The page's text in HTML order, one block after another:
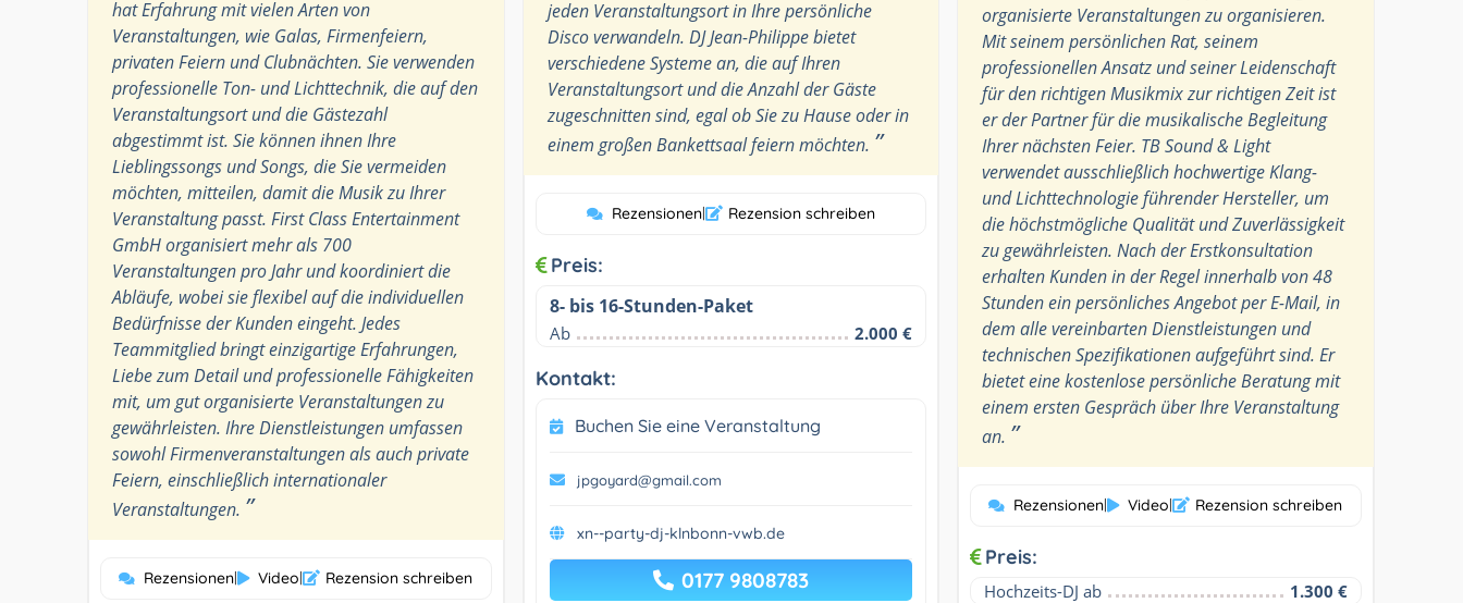
hat Erfahrung mit vielen Arten von
Veranstaltungen, wie Galas, Firmenfeiern,
privaten Feiern und Clubnächten. Sie verwenden
professionelle Ton- und Lichttechnik, die auf den
Veranstaltungsort und die Gästezahl
abgestimmt ist. Sie können ihnen Ihre
Lieblingssongs und Songs, die Sie vermeiden
möchten, mitteilen, damit die Musik zu Ihrer
Veranstaltung passt. First Class Entertainment
GmbH organisiert mehr als 700
Veranstaltungen pro Jahr und koordiniert die
Abläufe, wobei sie flexibel auf die individuellen
Bedürfnisse der Kunden eingeht. Jedes
Teammitglied bringt einzigartige Erfahrungen,
Liebe zum Detail und professionelle Fähigkeiten
mit, um gut organisierte Veranstaltungen zu
gewährleisten. Ihre Dienstleistungen umfassen
sowohl Firmenveranstaltungen als auch private
Feiern, einschließlich internationaler
Veranstaltungen. ”
Rezensionen| Video| Rezension schreiben
jeden Veranstaltungsort in Ihre persönliche
Disco verwandeln. DJ Jean-Philippe bietet
verschiedene Systeme an, die auf Ihren
Veranstaltungsort und die Anzahl der Gäste
zugeschnitten sind, egal ob Sie zu Hause oder in
einem großen Bankettsaal feiern möchten. ”
Rezensionen| Rezension schreiben
Preis:
8- bis 16-Stunden-Paket
Ab 2.000 €
Kontakt:
Buchen Sie eine Veranstaltung
jpgoyard@gmail.com
xn--party-dj-klnbonn-vwb.de
0177 9808783
organisierte Veranstaltungen zu organisieren.
Mit seinem persönlichen Rat, seinem
professionellen Ansatz und seiner Leidenschaft
für den richtigen Musikmix zur richtigen Zeit ist
er der Partner für die musikalische Begleitung
Ihrer nächsten Feier. TB Sound & Light
verwendet ausschließlich hochwertige Klang-
und Lichttechnologie führender Hersteller, um
die höchstmögliche Qualität und Zuverlässigkeit
zu gewährleisten. Nach der Erstkonsultation
erhalten Kunden in der Regel innerhalb von 48
Stunden ein persönliches Angebot per E-Mail, in
dem alle vereinbarten Dienstleistungen und
technischen Spezifikationen aufgeführt sind. Er
bietet eine kostenlose persönliche Beratung mit
einem ersten Gespräch über Ihre Veranstaltung
an. ”
Rezensionen| Video| Rezension schreiben
Preis:
Hochzeits-DJ ab 1.300 €